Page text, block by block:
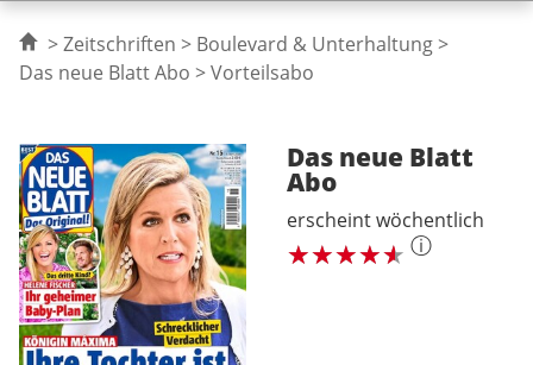
Zeitschriften
Boulevard & Unterhaltung
Das neue Blatt Abo
Vorteilsabo
Das neue Blatt
Abo
erscheint wöchentlich
ⓘ